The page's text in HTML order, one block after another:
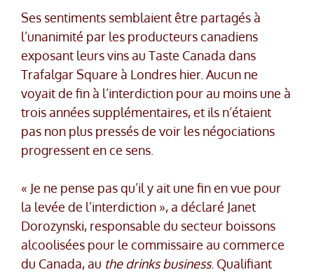
Ses sentiments semblaient être partagés à
l’unanimité par les producteurs canadiens
exposant leurs vins au Taste Canada dans
Trafalgar Square à Londres hier. Aucun ne
voyait de fin à l’interdiction pour au moins une à
trois années supplémentaires, et ils n’étaient
pas non plus pressés de voir les négociations
progressent en ce sens.
« Je ne pense pas qu’il y ait une fin en vue pour
la levée de l’interdiction », a déclaré Janet
Dorozynski, responsable du secteur boissons
alcoolisées pour le commissaire au commerce
du Canada, au the drinks business. Qualifiant